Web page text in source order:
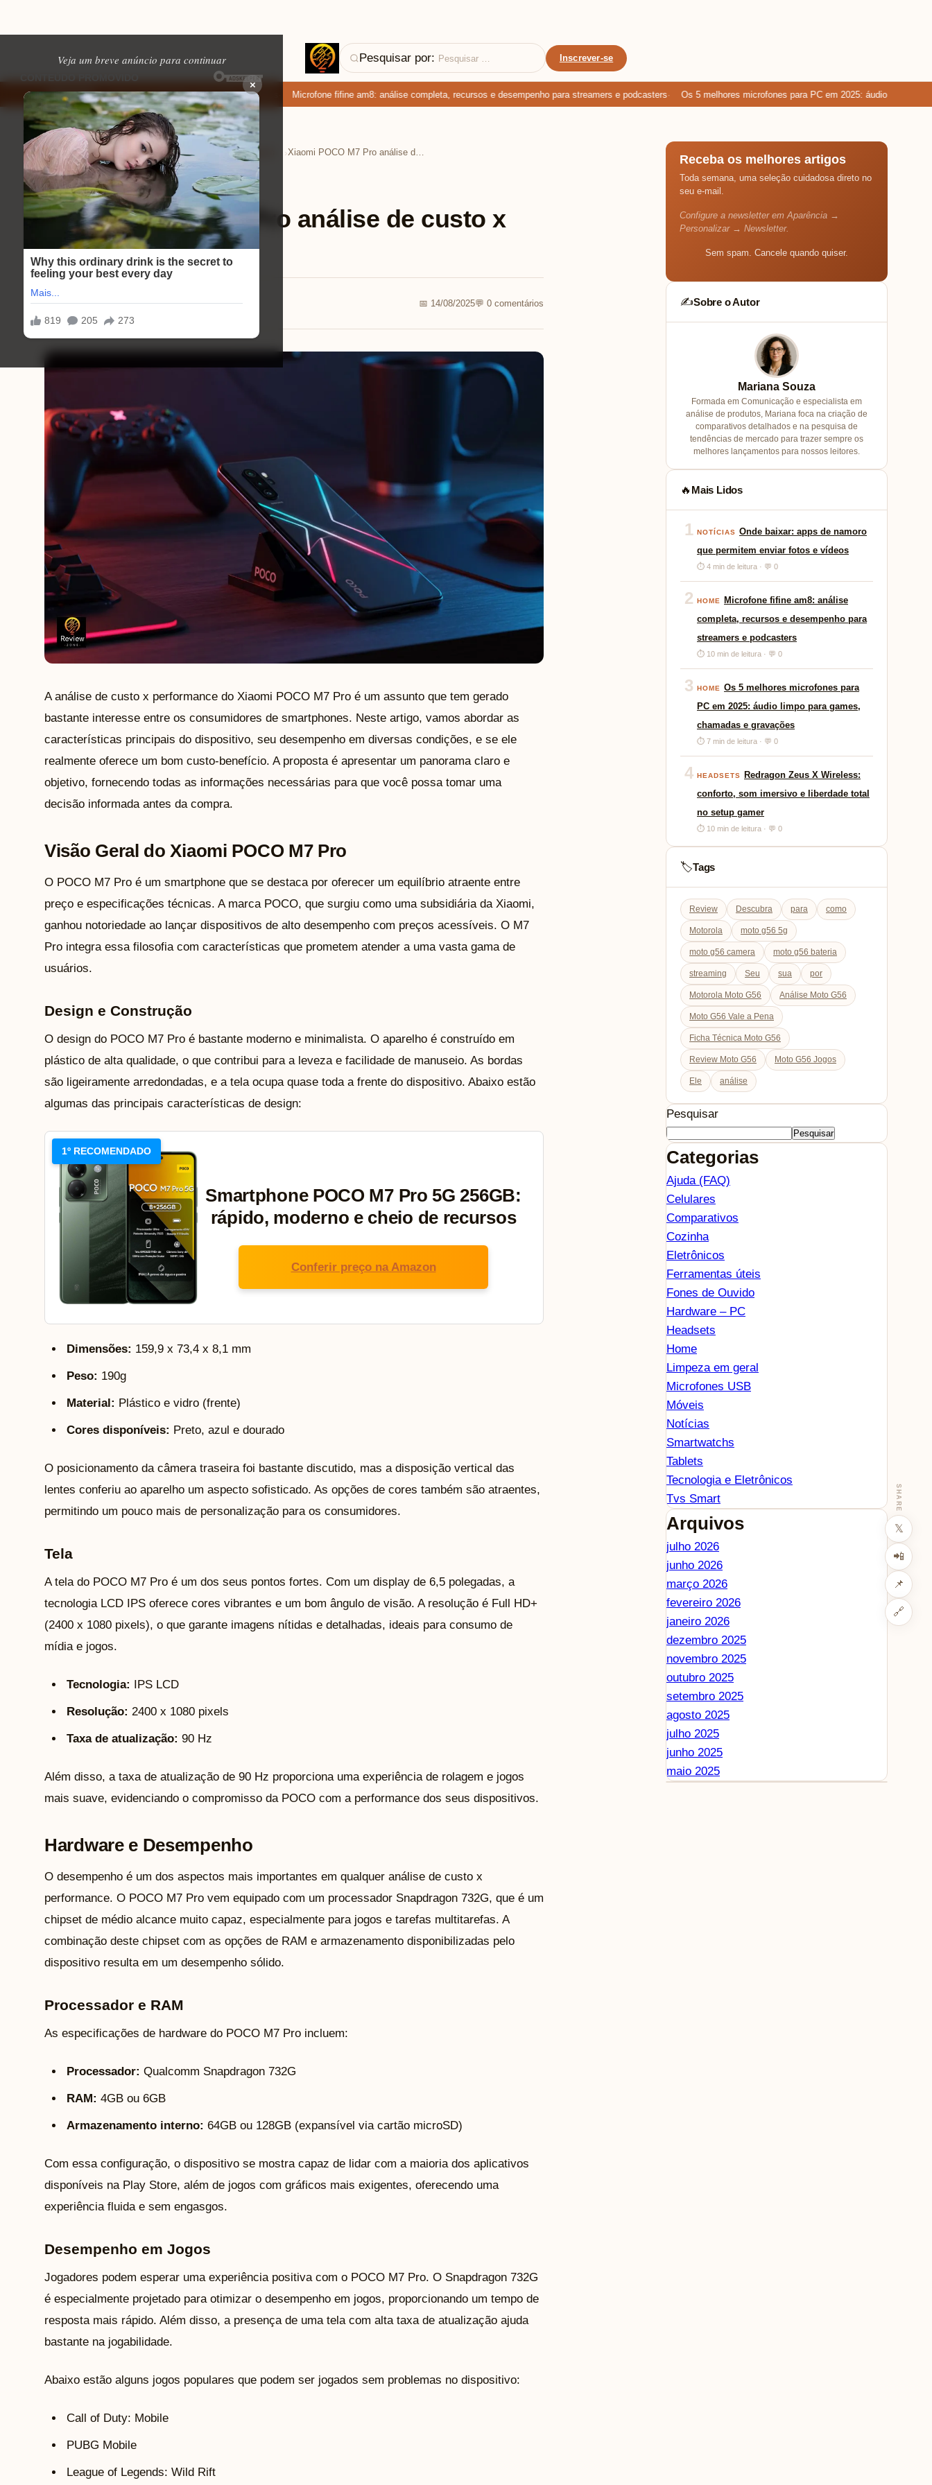
Veja um breve anúncio para continuar
×
SHARE
𝕏
📲
📌
🔗
Pesquisar por: Inscrever-se
EM ALTA
baixar: apps de namoro que permitem enviar fotos e vídeos Microfone fifine am8: análise completa, recursos e desempenho para streamers e podcasters Os 5 melhores microfones para PC em 2025: áudio limpo para
Home › Tecnologia e Eletrônicos Celulares ›
Celulares ⏱ 10 min de leitura
Xiaomi POCO M7 Pro análise de custo x
performance
📅 14/08/2025💬 0 comentários
A análise de custo x performance do Xiaomi POCO M7 Pro é um assunto que tem gerado
bastante interesse entre os consumidores de smartphones. Neste artigo, vamos abordar as
características principais do dispositivo, seu desempenho em diversas condições, e se ele
realmente oferece um bom custo-benefício. A proposta é apresentar um panorama claro e
objetivo, fornecendo todas as informações necessárias para que você possa tomar uma
decisão informada antes da compra.
Visão Geral do Xiaomi POCO M7 Pro
O POCO M7 Pro é um smartphone que se destaca por oferecer um equilíbrio atraente entre
preço e especificações técnicas. A marca POCO, que surgiu como uma subsidiária da Xiaomi,
ganhou notoriedade ao lançar dispositivos de alto desempenho com preços acessíveis. O M7
Pro integra essa filosofia com características que prometem atender a uma vasta gama de
usuários.
Design e Construção
O design do POCO M7 Pro é bastante moderno e minimalista. O aparelho é construído em
plástico de alta qualidade, o que contribui para a leveza e facilidade de manuseio. As bordas
são ligeiramente arredondadas, e a tela ocupa quase toda a frente do dispositivo. Abaixo estão
algumas das principais características de design:
1º RECOMENDADO
Smartphone POCO M7 Pro 5G 256GB:
rápido, moderno e cheio de recursos
Conferir preço na Amazon
Dimensões: 159,9 x 73,4 x 8,1 mm
Peso: 190g
Material: Plástico e vidro (frente)
Cores disponíveis: Preto, azul e dourado
O posicionamento da câmera traseira foi bastante discutido, mas a disposição vertical das
lentes conferiu ao aparelho um aspecto sofisticado. As opções de cores também são atraentes,
permitindo um pouco mais de personalização para os consumidores.
Tela
A tela do POCO M7 Pro é um dos seus pontos fortes. Com um display de 6,5 polegadas, a
tecnologia LCD IPS oferece cores vibrantes e um bom ângulo de visão. A resolução é Full HD+
(2400 x 1080 pixels), o que garante imagens nítidas e detalhadas, ideais para consumo de
mídia e jogos.
Tecnologia: IPS LCD
Resolução: 2400 x 1080 pixels
Taxa de atualização: 90 Hz
Além disso, a taxa de atualização de 90 Hz proporciona uma experiência de rolagem e jogos
mais suave, evidenciando o compromisso da POCO com a performance dos seus dispositivos.
Hardware e Desempenho
O desempenho é um dos aspectos mais importantes em qualquer análise de custo x
performance. O POCO M7 Pro vem equipado com um processador Snapdragon 732G, que é um
chipset de médio alcance muito capaz, especialmente para jogos e tarefas multitarefas. A
combinação deste chipset com as opções de RAM e armazenamento disponibilizadas pelo
dispositivo resulta em um desempenho sólido.
Processador e RAM
As especificações de hardware do POCO M7 Pro incluem:
Processador: Qualcomm Snapdragon 732G
RAM: 4GB ou 6GB
Armazenamento interno: 64GB ou 128GB (expansível via cartão microSD)
Com essa configuração, o dispositivo se mostra capaz de lidar com a maioria dos aplicativos
disponíveis na Play Store, além de jogos com gráficos mais exigentes, oferecendo uma
experiência fluida e sem engasgos.
Desempenho em Jogos
Jogadores podem esperar uma experiência positiva com o POCO M7 Pro. O Snapdragon 732G
é especialmente projetado para otimizar o desempenho em jogos, proporcionando um tempo de
resposta mais rápido. Além disso, a presença de uma tela com alta taxa de atualização ajuda
bastante na jogabilidade.
Abaixo estão alguns jogos populares que podem ser jogados sem problemas no dispositivo:
Call of Duty: Mobile
PUBG Mobile
League of Legends: Wild Rift
Receba os melhores artigos
Toda semana, uma seleção cuidadosa direto no
seu e-mail.
Configure a newsletter em Aparência →
Personalizar → Newsletter.
Sem spam. Cancele quando quiser.
✍️Sobre o Autor
Mariana Souza
Formada em Comunicação e especialista em
análise de produtos, Mariana foca na criação de
comparativos detalhados e na pesquisa de
tendências de mercado para trazer sempre os
melhores lançamentos para nossos leitores.
🔥 Mais Lidos
1 NOTÍCIAS Onde baixar: apps de namoro
que permitem enviar fotos e vídeos
⏱ 4 min de leitura · 💬 0
2 HOME
Microfone fifine am8: análise
completa, recursos e desempenho para
streamers e podcasters
⏱ 10 min de leitura · 💬 0
3 HOME
Os 5 melhores microfones para
PC em 2025: áudio limpo para games,
chamadas e gravações
⏱ 7 min de leitura · 💬 0
4 HEADSETS
Redragon Zeus X Wireless:
conforto, som imersivo e liberdade total
no setup gamer
⏱ 10 min de leitura · 💬 0
🏷️Tags
Review Descubra para como
Motorola moto g56 5g
moto g56 camera moto g56 bateria
streaming Seu sua por
Motorola Moto G56 Análise Moto G56
Moto G56 Vale a Pena
Ficha Técnica Moto G56
Review Moto G56 Moto G56 Jogos
Ele análise
Pesquisar
Pesquisar
Categorias
Ajuda (FAQ)
Celulares
Comparativos
Cozinha
Eletrônicos
Ferramentas úteis
Fones de Ouvido
Hardware – PC
Headsets
Home
Limpeza em geral
Microfones USB
Móveis
Notícias
Smartwatchs
Tablets
Tecnologia e Eletrônicos
Tvs Smart
Arquivos
julho 2026
junho 2026
março 2026
fevereiro 2026
janeiro 2026
dezembro 2025
novembro 2025
outubro 2025
setembro 2025
agosto 2025
julho 2025
junho 2025
maio 2025